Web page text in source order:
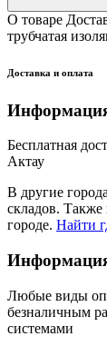
О товаре
трубчатая
Доставка и оплата
Бесплатная
Актау
В другие
складов.
городе. Найти
Любые виды
безналичным
системами